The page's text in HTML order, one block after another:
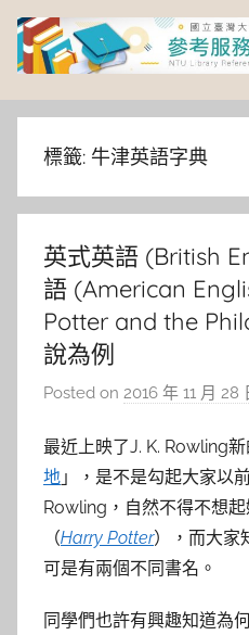
Skip
content
臺
灣
大
學
圖
書
館
參
考
標籤: 牛津英語字典
英式英語 (British
語 (American
Potter and the
說為例
Posted on 2016 年 11 月 28
最近上映了J. K. Rowling
地 」，是不是勾起大家以
Rowling，自然不得不想
（Harry Potter），而大家
可是有兩個不同書名。
同學們也許有興趣知道為